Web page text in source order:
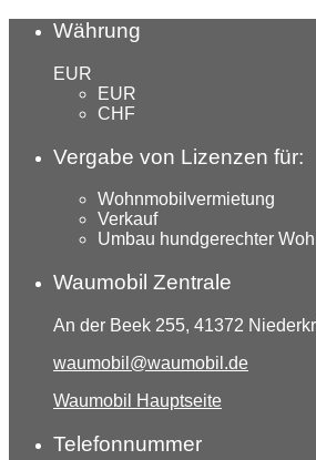
Währung
EUR
EUR
CHF
Vergabe von Lizenzen für:
Wohnmobilvermietung
Verkauf
Umbau hundgerechter
Waumobil Zentrale
An der Beek 255, 41372
waumobil@waumobil.de
Waumobil Hauptseite
Telefonnummer